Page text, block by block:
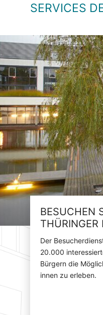
SERVICES
BESUCHEN
THÜRINGER
Der
20.000
Bürgern die
innen zu erleben.